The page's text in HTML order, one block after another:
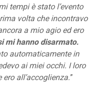
tempi è stato l’evento
volta che incontravo
a mio agio ed ero
mi hanno disarmato.
automaticamente in
ai miei occhi. I loro
all’accoglienza.”